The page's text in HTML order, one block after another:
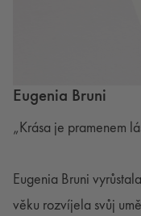
Eugenia Bruni
„Krása je pramenem
Eugenia Bruni
věku rozvíjela svůj